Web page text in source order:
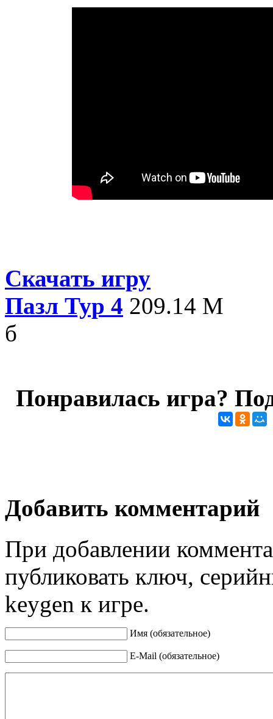
Скачать игру
Пазл Тур 4 209.14 М
б
Понравилась игра?
Добавить комментарий
При добавлении
публиковать ключ,
keygen к игре.
Имя (обязательное)
E-Mail (обязательное)